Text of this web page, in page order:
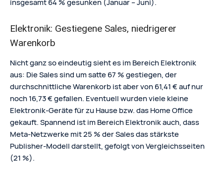
insgesamt 64 % gesunken (Januar – Juni).
Elektronik: Gestiegene Sales, niedrigerer
Warenkorb
Nicht ganz so eindeutig sieht es im Bereich Elektronik
aus: Die Sales sind um satte 67 % gestiegen, der
durchschnittliche Warenkorb ist aber von 61,41 € auf nur
noch 16,73 € gefallen. Eventuell wurden viele kleine
Elektronik-Geräte für zu Hause bzw. das Home Office
gekauft. Spannend ist im Bereich Elektronik auch, dass
Meta-Netzwerke mit 25 % der Sales das stärkste
Publisher-Modell darstellt, gefolgt von Vergleichsseiten
(21 %).